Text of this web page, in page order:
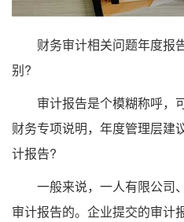
财务审计相关问题年度报
别?
审计报告是个模糊称呼，
财务专项说明，年度管理层建
计报告?
一般来说，一人有限公司
审计报告的。企业提交的审计